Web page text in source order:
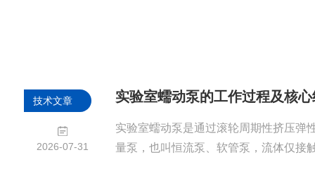
技术文章
2026-07-31
实验室蠕动泵的工作过程及核
实验室蠕动泵是通过滚轮周期性挤压弹
量泵，也叫恒流泵、软管泵，流体仅接